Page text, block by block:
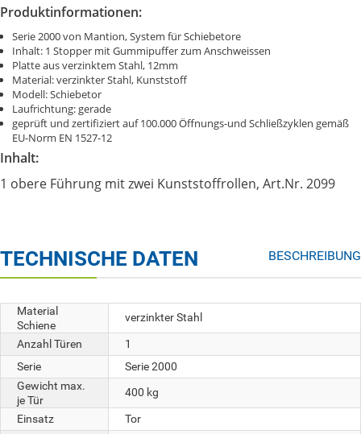
Produktinformationen:
Serie 2000 von Mantion, System für Schiebetore
Inhalt: 1 Stopper mit Gummipuffer zum Anschweissen
Platte aus verzinktem Stahl, 12mm
Material: verzinkter Stahl, Kunststoff
Modell: Schiebetor
Laufrichtung: gerade
geprüft und zertifiziert auf 100.000 Öffnungs-und Schließzyklen gemäß
EU-Norm EN 1527-12
Inhalt:
1 obere Führung mit zwei Kunststoffrollen, Art.Nr. 2099
TECHNISCHE DATEN BESCHREIBUNG
Material
Schiene
verzinkter Stahl
Anzahl Türen
1
Serie
Serie 2000
Gewicht max.
je Tür
400 kg
Einsatz
Tor